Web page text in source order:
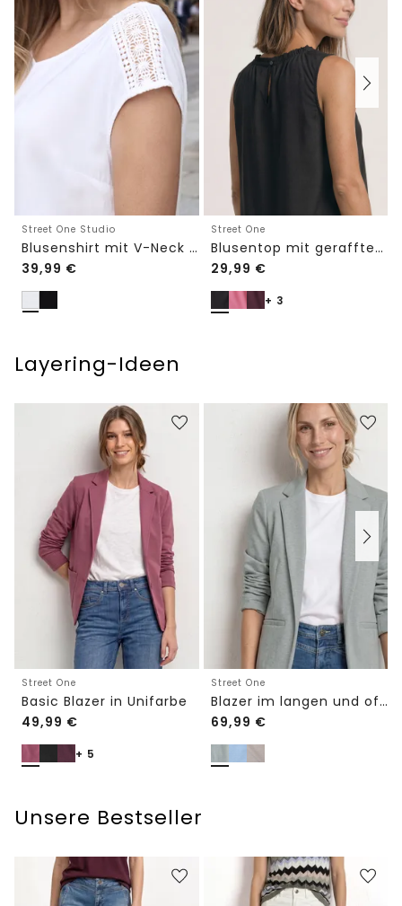
Street One Studio
Blusenshirt mit V-Neck und Spitze
39,99 €
Street One
Blusentop mit gerafftem Rundhals
29,99 €
+ 3
Layering-Ideen
Street One
Basic Blazer in Unifarbe
49,99 €
+ 5
Street One
Blazer im langen und offenen Schnitt
69,99 €
Unsere Bestseller